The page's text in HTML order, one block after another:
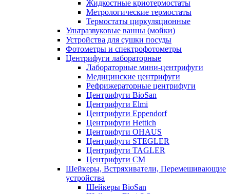
Жидкостные криотермостаты
Метрологические термостаты
Термостаты циркуляционные
Ультразвуковые ванны (мойки)
Устройства для сушки посуды
Фотометры и спектрофотометры
Центрифуги лабораторные
Лабораторные мини-центрифуги
Медицинские центрифуги
Рефрижераторные центрифуги
Центрифуги BioSan
Центрифуги Elmi
Центрифуги Eppendorf
Центрифуги Hettich
Центрифуги OHAUS
Центрифуги STEGLER
Центрифуги TAGLER
Центрифуги СМ
Шейкеры, Встряхиватели, Перемешивающие
устройства
Шейкеры BioSan